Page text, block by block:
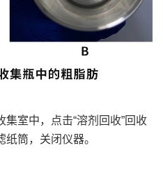
室中，点击“溶剂回收”回收
筒，关闭仪器。